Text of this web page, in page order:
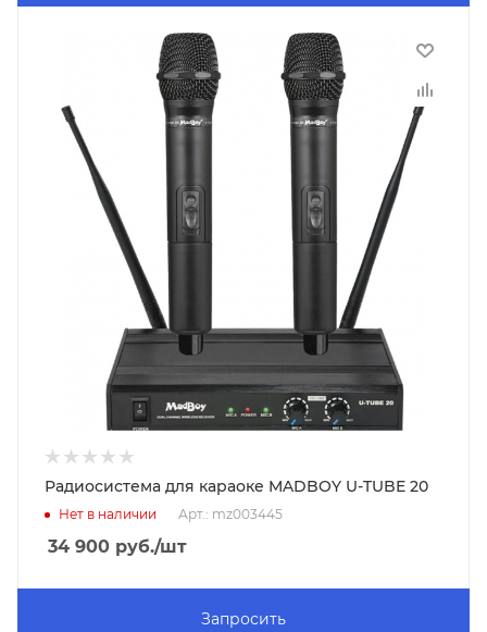
Радиосистема для караоке MADBOY U-TUBE 20
Нет в наличии Арт.: mz003445
34 900 руб./шт
Запросить